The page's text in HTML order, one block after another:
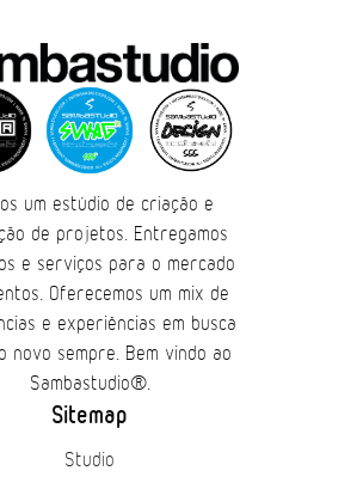
um estúdio de criação e
de projetos. Entregamos
e serviços para o mercado
Oferecemos um mix de
e experiências em busca
novo sempre. Bem vindo ao
Sambastudio®.
Sitemap
Studio